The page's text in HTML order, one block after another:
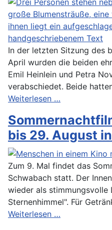
In der letzten Sitzung des
April wurden die beiden
Emil Heinlein und Petra
verabschiedet. Beide
Weiterlesen …
bis 29. August
Zum 9. Mal findet das
Schwabach statt. Der
wieder als
Sternenhimmel". Für
Weiterlesen …